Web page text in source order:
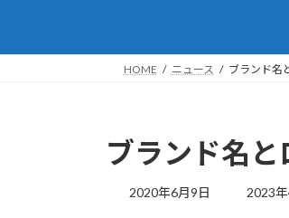
プ
動
HOME ニュース ブランド名
ブランド名
2020年6月9日
最
2023